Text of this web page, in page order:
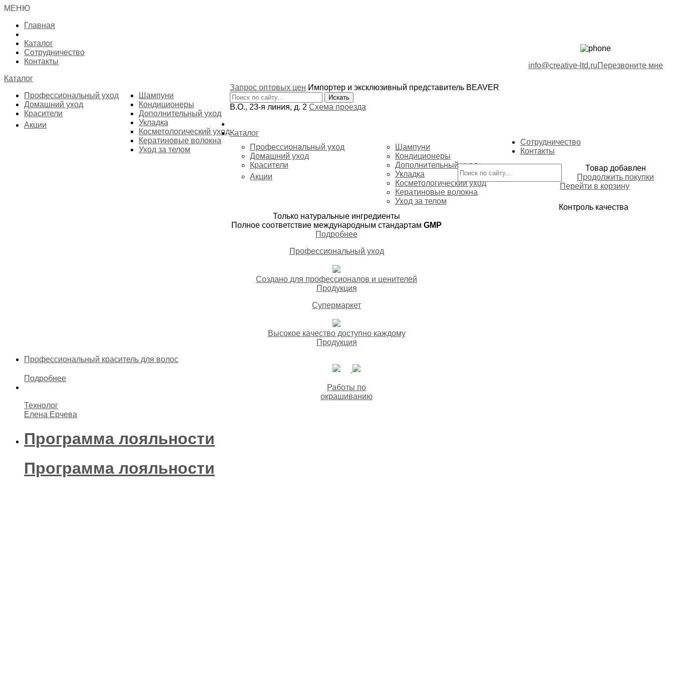
МЕНЮ
Главная
Каталог
Сотрудничество
Контакты
Каталог
Профессиональный уход
Домашний уход
Красители
Акции
Шампуни
Кондиционеры
Дополнительный уход
Укладка
Косметологический уход
Кератиновые волокна
Уход за телом
Запрос оптовых цен Импортер и эксклюзивный представитель BEAVER
В.О., 23-я линия, д. 2 Схема проезда
Каталог
Профессиональный уход
Домашний уход
Красители
Акции
Шампуни
Кондиционеры
Дополнительный уход
Укладка
Косметологический уход
Кератиновые волокна
Уход за телом
Сотрудничество
Контакты
Товар добавлен
Продолжить покупки
Перейти в корзину
info@creative-ltd.ruПерезвоните мне
Контроль качества
Только натуральные ингредиенты
Полное соответствие международным стандартам GMP
Подробнее
Профессиональный уход
Создано для профессионалов и ценителей
Продукция
Супермаркет
Высокое качество доступно каждому
Продукция
Профессиональный краситель для волос
Подробнее
Работы по
окрашиванию
Технолог
Елена Ерчева
Программа лояльности
Программа лояльности